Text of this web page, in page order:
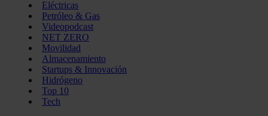
Eléctricas
Petróleo & Gas
Videopodcast
NET ZERO
Movilidad
Almacenamiento
Startups & Innovación
Hidrógeno
Top 10
Tech